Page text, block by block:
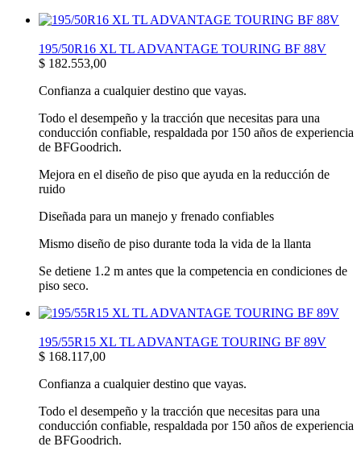
195/50R16 XL TL ADVANTAGE TOURING BF 88V
$ 182.553,00
Confianza a cualquier destino que vayas.
Todo el desempeño y la tracción que necesitas para una
conducción confiable, respaldada por 150 años de experiencia
de BFGoodrich.
Mejora en el diseño de piso que ayuda en la reducción de
ruido
Diseñada para un manejo y frenado confiables
Mismo diseño de piso durante toda la vida de la llanta
Se detiene 1.2 m antes que la competencia en condiciones de
piso seco.
195/55R15 XL TL ADVANTAGE TOURING BF 89V
$ 168.117,00
Confianza a cualquier destino que vayas.
Todo el desempeño y la tracción que necesitas para una
conducción confiable, respaldada por 150 años de experiencia
de BFGoodrich.